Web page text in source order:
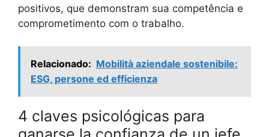
positivos, que demonstram sua competência e
comprometimento com o trabalho.
Relacionado: Mobilità aziendale sostenibile:
ESG, persone ed efficienza
4 claves psicológicas para